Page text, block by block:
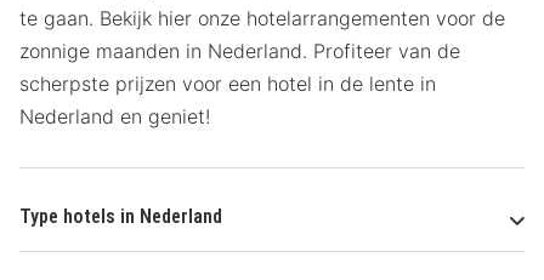
te gaan. Bekijk hier onze hotelarrangementen voor de
zonnige maanden in Nederland. Profiteer van de
scherpste prijzen voor een hotel in de lente in
Nederland en geniet!
Type hotels in Nederland